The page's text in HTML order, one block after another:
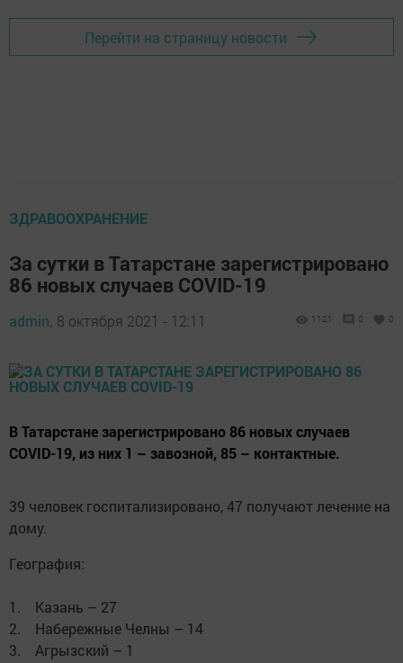
Перейти на страницу новости
ЗДРАВООХРАНЕНИЕ
За сутки в Татарстане зарегистрировано
86 новых случаев COVID-19
admin, 8 октября 2021 - 12:11 1121 0 0
В Татарстане зарегистрировано 86 новых случаев
COVID-19, из них 1 – завозной, 85 – контактные.
39 человек госпитализировано, 47 получают лечение на
дому.
География:
1. Казань – 27
2. Набережные Челны – 14
3. Агрызский – 1